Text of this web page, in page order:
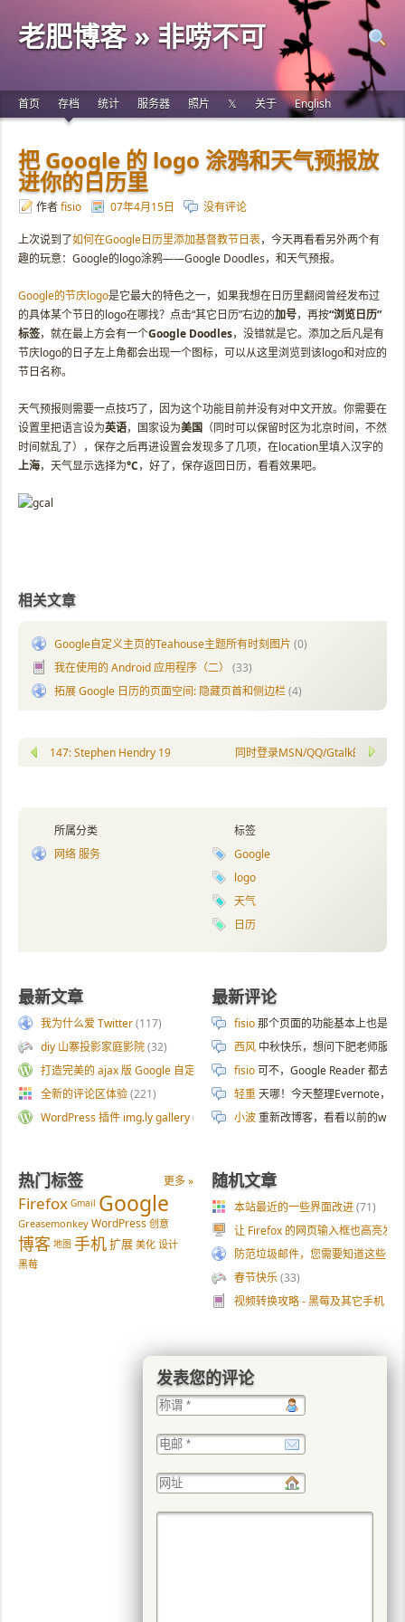
老肥博客 » 非唠不可
首页 存档 统计 服务器 照片 𝕏 关于 English
把 Google 的 logo 涂鸦和天气预报放
进你的日历里
作者fisio 07年4月15日 没有评论
上次说到了如何在Google日历里添加基督教节日表，今天再看看另外两个有
趣的玩意：Google的logo涂鸦——Google Doodles，和天气预报。
Google的节庆logo是它最大的特色之一，如果我想在日历里翻阅曾经发布过
的具体某个节日的logo在哪找？点击“其它日历”右边的加号，再按“浏览日历”
标签，就在最上方会有一个Google Doodles，没错就是它。添加之后凡是有
节庆logo的日子左上角都会出现一个图标，可以从这里浏览到该logo和对应的
节日名称。
天气预报则需要一点技巧了，因为这个功能目前并没有对中文开放。你需要在
设置里把语言设为英语，国家设为美国 （同时可以保留时区为北京时间，不然
时间就乱了），保存之后再进设置会发现多了几项，在location里填入汉字的
上海，天气显示选择为°C，好了，保存返回日历，看看效果吧。
相关文章
Google自定义主页的Teahouse主题所有时刻图片 (0)
我在使用的 Android 应用程序（二）
(33)
拓展 Google 日历的页面空间: 隐藏页首和侧边栏(4)
147: Stephen Hendry 1995 UK, vs Wilkinson同时登录MSN/QQ/Gtalk的方案：
标签
Google
logo
天气
日历
所属分类
网络 服务
最新文章
我为什么爱 Twitter(117)
diy 山寨投影家庭影院(32)
打造完美的 ajax 版 Google 自定义搜索 (187)
全新的评论区体验(221)
WordPress 插件 img.ly gallery(54)
更多 »
热门标签
Firefox Gmail Google
Greasemonkey WordPress 创意
博客 地图 手机扩展 美化 设计
黑莓
最新评论
fisio那个页面的功能基本上也是
西风 中秋快乐，想问下肥老师服
fisio可不，Google Reader 都去
轻重天哪！今天整理Evernote，
小波重新改博客，看看以前的wp
随机文章
本站最近的一些界面改进(71)
让 Firefox 的网页输入框也高亮发光
防范垃圾邮件，您需要知道这些
春节快乐(33)
视频转换攻略 - 黑莓及其它手机
发表您的评论